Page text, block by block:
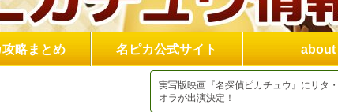
略まとめ 名ピカ公式サイト about
実写版映画『名探偵ピカチュウ』にリタ・
オラが出演決定！